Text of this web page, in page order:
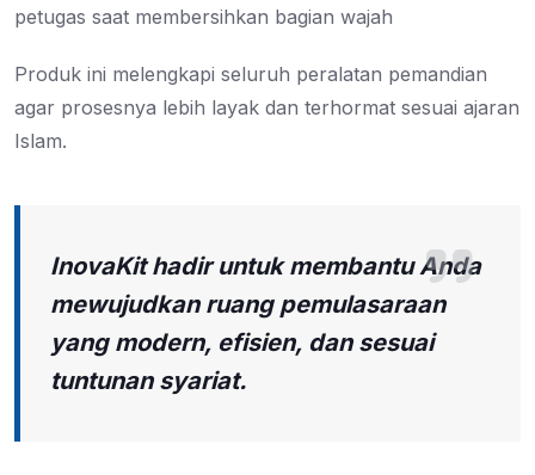
petugas saat membersihkan bagian wajah
Produk ini melengkapi seluruh peralatan pemandian
agar prosesnya lebih layak dan terhormat sesuai ajaran
Islam.
InovaKit hadir untuk membantu Anda
mewujudkan ruang pemulasaraan
yang modern, efisien, dan sesuai
tuntunan syariat.